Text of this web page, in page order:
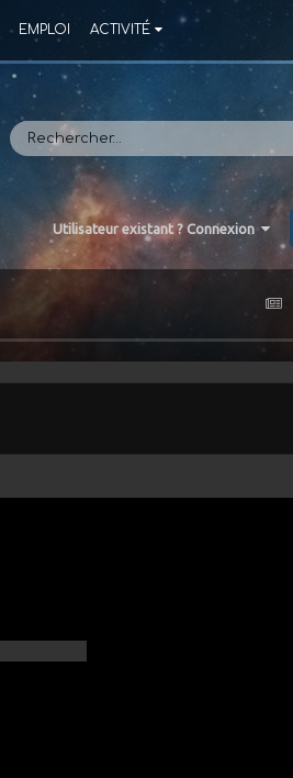
EMPLOI ACTIVITÉ
Utilisateur existant ? Connexion